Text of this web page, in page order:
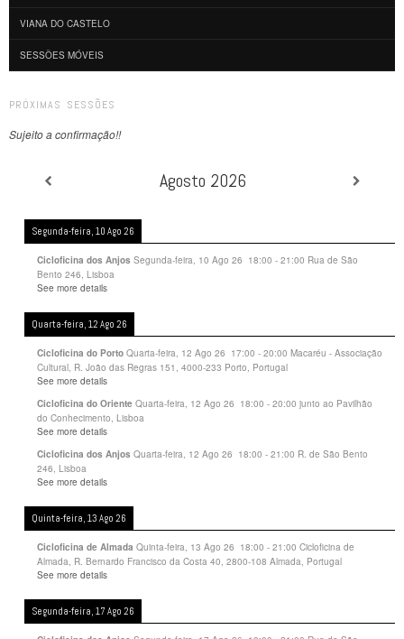
VIANA DO CASTELO
SESSÕES MÓVEIS
PRÓXIMAS SESSÕES
Sujeito a confirmação!!
Agosto 2026
Segunda-feira, 10 Ago 26
Cicloficina dos Anjos Segunda-feira, 10 Ago 26 18:00 - 21:00 Rua de São
Bento 246, Lisboa
See more details
Quarta-feira, 12 Ago 26
Cicloficina do Porto Quarta-feira, 12 Ago 26 17:00 - 20:00 Macaréu - Associação
Cultural, R. João das Regras 151, 4000-233 Porto, Portugal
See more details
Cicloficina do Oriente Quarta-feira, 12 Ago 26 18:00 - 20:00 junto ao Pavilhão
do Conhecimento, Lisboa
See more details
Cicloficina dos Anjos Quarta-feira, 12 Ago 26 18:00 - 21:00 R. de São Bento
246, Lisboa
See more details
Quinta-feira, 13 Ago 26
Cicloficina de Almada Quinta-feira, 13 Ago 26 18:00 - 21:00 Cicloficina de
Almada, R. Bernardo Francisco da Costa 40, 2800-108 Almada, Portugal
See more details
Segunda-feira, 17 Ago 26